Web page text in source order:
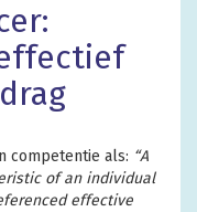
competentie als: “A
of an individual
effective